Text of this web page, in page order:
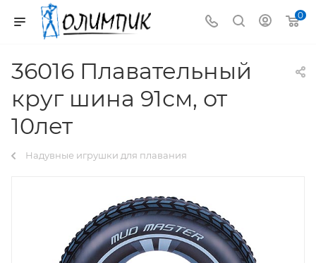
0
36016 Плавательный
круг шина 91см, от
10лет
Надувные игрушки для плавания